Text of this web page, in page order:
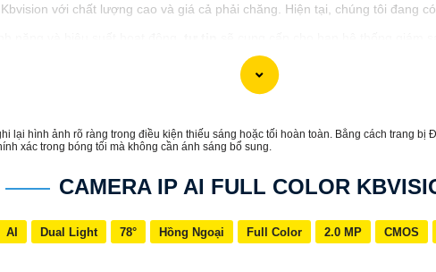
với chất lượng cao và giá cả phải chăng. Hiện tại, chúng tôi đang
với chiết khấu cao, hãy liên hệ với chúng tôi để biết thêm thông tin
lại hình ảnh rõ ràng trong điều kiện thiếu sáng hoặc tối hoàn toàn. Bằng cách trang
xác trong bóng tối mà không cần ánh sáng bổ sung.
CAMERA IP AI FULL COLOR
AI Dual Light 78° Hồng Ngoại Full Color 2.0 MP CMOS